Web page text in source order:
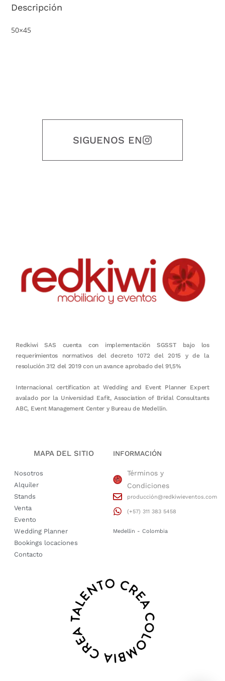
Descripción
50×45
SIGUENOS EN
Redkiwi SAS cuenta con implementación SGSST bajo los
requerimientos normativos del decreto 1072 del 2015 y de la
resolución 312 del 2019 con un avance aprobado del 91,5%
Internacional certification at Wedding and Event Planner Expert
avalado por la Universidad Eafit, Association of Bridal Consultants
ABC, Event Management Center y Bureau de Medellín.
MAPA DEL SITIO
Nosotros
Alquiler
Stands
Venta
Evento
Wedding Planner
Bookings locaciones
Contacto
INFORMACIÓN
Términos y
Condiciones
producción@redkiwieventos.com
(+57) 311 383 5458
Medellin - Colombia